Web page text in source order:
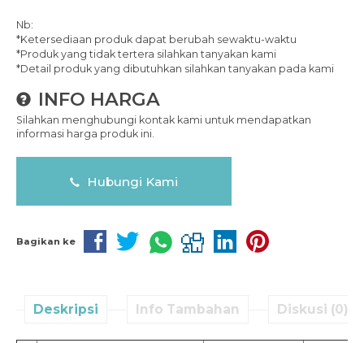
Nb:
*Ketersediaan produk dapat berubah sewaktu-waktu
*Produk yang tidak tertera silahkan tanyakan kami
*Detail produk yang dibutuhkan silahkan tanyakan pada kami
INFO HARGA
Silahkan menghubungi kontak kami untuk mendapatkan
informasi harga produk ini.
Hubungi Kami
Bagikan ke
Deskripsi Info Tambahan Diskusi (0)